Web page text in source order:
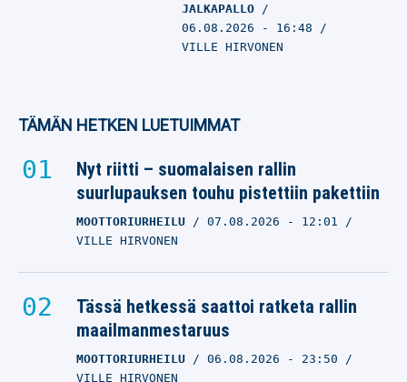
JALKAPALLO
06.08.2026 - 16:48
VILLE HIRVONEN
TÄMÄN HETKEN LUETUIMMAT
Nyt riitti – suomalaisen rallin
suurlupauksen touhu pistettiin pakettiin
MOOTTORIURHEILU 07.08.2026 - 12:01
VILLE HIRVONEN
Tässä hetkessä saattoi ratketa rallin
maailmanmestaruus
MOOTTORIURHEILU 06.08.2026 - 23:50
VILLE HIRVONEN